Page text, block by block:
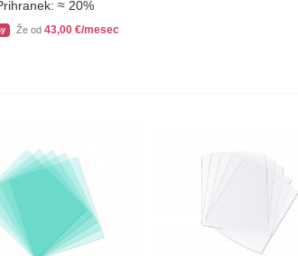
≈ 20%
Že od43,00 €/mesec